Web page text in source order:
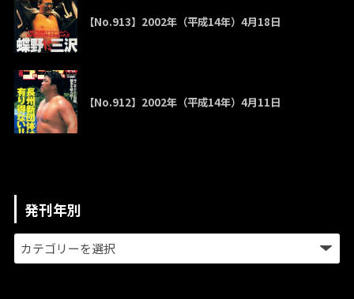
【No.913】2002年（平成14年）4月18日
【No.912】2002年（平成14年）4月11日
発刊年別